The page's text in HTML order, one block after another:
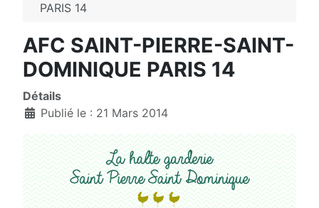
PARIS 14
AFC SAINT-PIERRE-SAINT-
DOMINIQUE PARIS 14
Détails
Publié le : 21 Mars 2014